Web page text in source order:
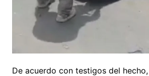
De acuerdo con testigos del